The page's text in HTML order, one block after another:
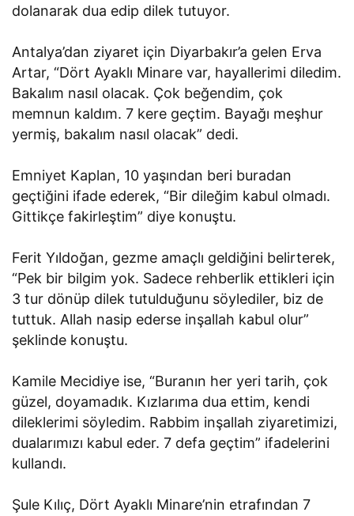
dolanarak dua edip dilek tutuyor.
Antalya’dan ziyaret için Diyarbakır’a gelen Erva
Artar, “Dört Ayaklı Minare var, hayallerimi diledim.
Bakalım nasıl olacak. Çok beğendim, çok
memnun kaldım. 7 kere geçtim. Bayağı meşhur
yermiş, bakalım nasıl olacak” dedi.
Emniyet Kaplan, 10 yaşından beri buradan
geçtiğini ifade ederek, “Bir dileğim kabul olmadı.
Gittikçe fakirleştim” diye konuştu.
Ferit Yıldoğan, gezme amaçlı geldiğini belirterek,
“Pek bir bilgim yok. Sadece rehberlik ettikleri için
3 tur dönüp dilek tutulduğunu söylediler, biz de
tuttuk. Allah nasip ederse inşallah kabul olur”
şeklinde konuştu.
Kamile Mecidiye ise, “Buranın her yeri tarih, çok
güzel, doyamadık. Kızlarıma dua ettim, kendi
dileklerimi söyledim. Rabbim inşallah ziyaretimizi,
dualarımızı kabul eder. 7 defa geçtim” ifadelerini
kullandı.
Şule Kılıç, Dört Ayaklı Minare’nin etrafından 7